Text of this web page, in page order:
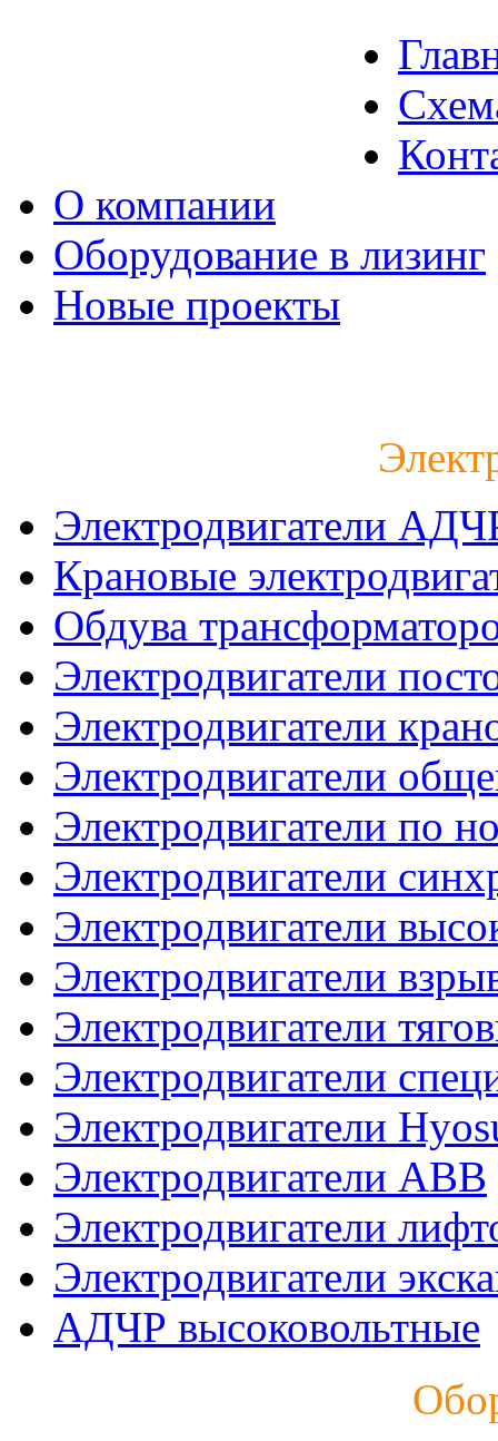
О компании
Оборудование в лизинг
Новые проекты
Электродвигатели
Крановые
Обдува
Электродвигатели
Электродвигатели
Электродвигатели
Электродвигатели по
Электродвигатели
Электродвигатели
Электродвигатели
Электродвигатели
Электродвигатели
Электродвигатели
Электродвигатели ABB
Электродвигатели
Электродвигатели
АДЧР высоковольтные